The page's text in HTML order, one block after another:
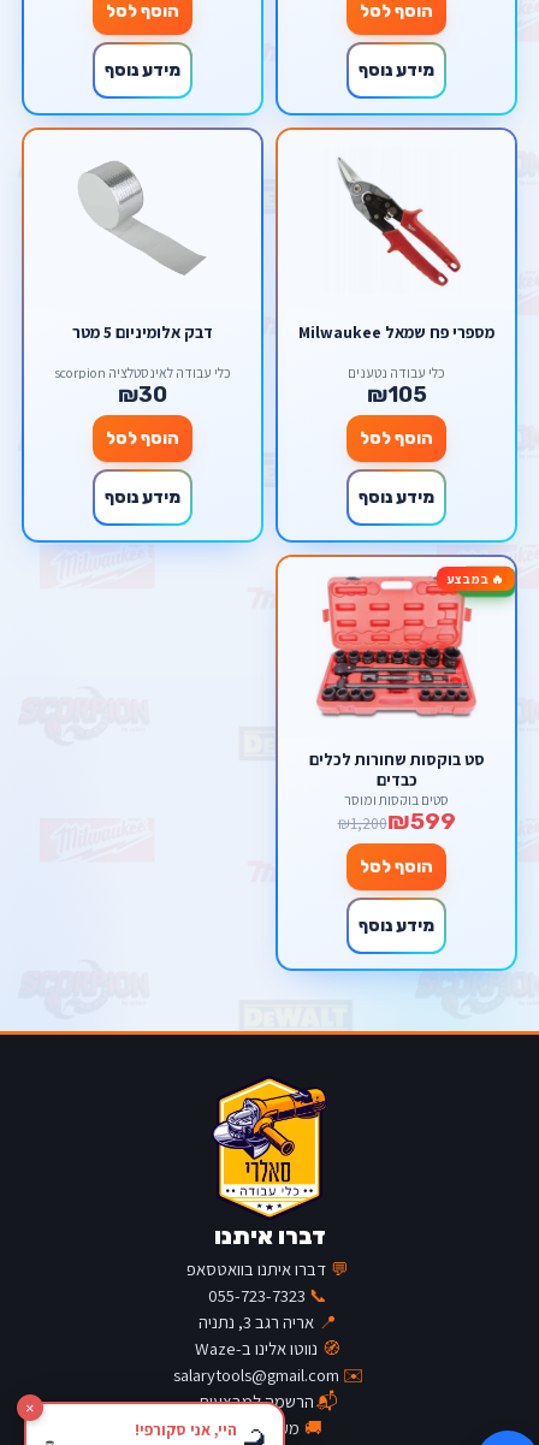
הוסף לסל
מידע נוסף
הוסף לסל
מידע נוסף
מספרי פח שמאל Milwaukee
כלי עבודה נטענים
₪105
הוסף לסל
מידע נוסף
דבק אלומיניום 5 מטר
כלי עבודה לאינסטלציה scorpion
₪30
הוסף לסל
מידע נוסף
🔥 במבצע-50%
סט בוקסות שחורות לכלים
כבדים
סטים בוקסות ומוסך
₪599
₪1,200
הוסף לסל
מידע נוסף
דברו איתנו
💬 דברו איתנו בוואטסאפ
📞
055-723-7323
📍 אריה רגב 3, נתניה
🧭 נווטו אלינו ב-Waze
✉️
salarytools@gmail.com
📬הרשמה למבצעים
🚚 מעקב משלוח
×
היי, אני סקורפי!